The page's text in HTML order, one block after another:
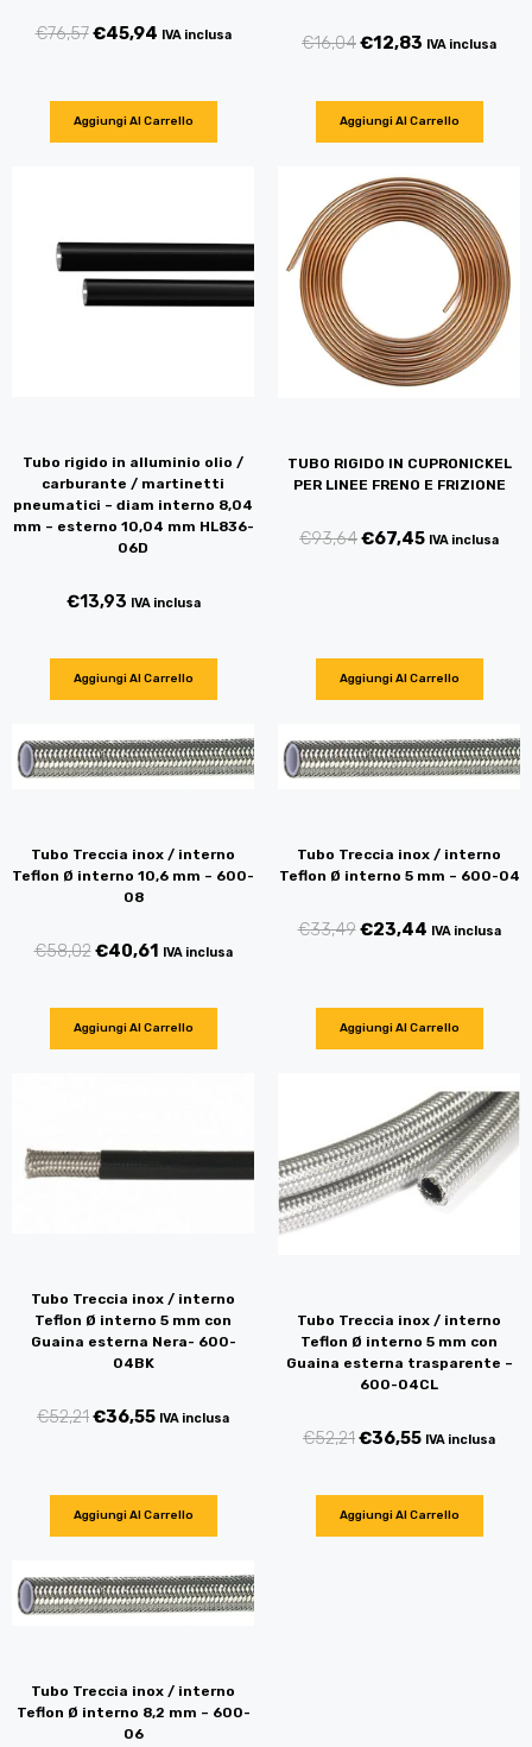
€76,57€45,94 IVA inclusa
Aggiungi Al Carrello
€16,04€12,83 IVA inclusa
Aggiungi Al Carrello
Tubo rigido in alluminio olio /
carburante / martinetti
pneumatici – diam interno 8,04
mm – esterno 10,04 mm HL836-
06D
€13,93 IVA inclusa
Aggiungi Al Carrello
TUBO RIGIDO IN CUPRONICKEL
PER LINEE FRENO E FRIZIONE
€93,64€67,45 IVA inclusa
Aggiungi Al Carrello
Tubo Treccia inox / interno
Teflon Ø interno 10,6 mm – 600-
08
€58,02€40,61 IVA inclusa
Aggiungi Al Carrello
Tubo Treccia inox / interno
Teflon Ø interno 5 mm – 600-04
€33,49€23,44 IVA inclusa
Aggiungi Al Carrello
Tubo Treccia inox / interno
Teflon Ø interno 5 mm con
Guaina esterna Nera- 600-
04BK
€52,21€36,55 IVA inclusa
Aggiungi Al Carrello
Tubo Treccia inox / interno
Teflon Ø interno 5 mm con
Guaina esterna trasparente –
600-04CL
€52,21€36,55 IVA inclusa
Aggiungi Al Carrello
Tubo Treccia inox / interno
Teflon Ø interno 8,2 mm – 600-
06